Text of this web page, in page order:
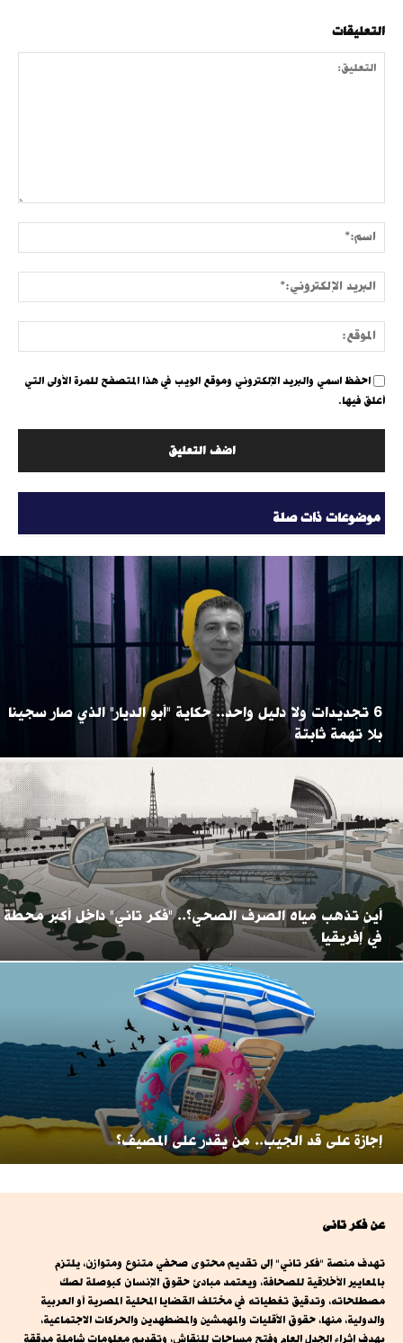
التعليقات
احفظ اسمي والبريد الإلكتروني وموقع الويب في هذا المتصفح للمرة الأولى التي
أعلق فيها.
موضوعات ذات صلة
6 تجديدات ولا دليل واحد.. حكاية "أبو الديار" الذي صار سجينا
بلا تهمة ثابتة
أين تذهب مياه الصرف الصحي؟.. "فكر تاني" داخل أكبر محطة
في إفريقيا
إجازة على قد الجيب.. من يقدر على المصيف؟
عن فكر تانى
تهدف منصة "فكر تاني" إلى تقديم محتوى صحفي متنوع ومتوازن، يلتزم
بالمعايير الأخلاقية للصحافة، ويعتمد مبادئ حقوق الإنسان كبوصلة لصك
مصطلحاته، وتدقيق تغطياته في مختلف القضايا المحلية المصرية أو العربية
والدولية، منها، حقوق الأقليات والمهمشين والمضطهدين والحركات الاجتماعية،
بهدف إثراء الجدل العام وفتح مساحات للنقاش، وتقديم معلومات شاملة مدققة